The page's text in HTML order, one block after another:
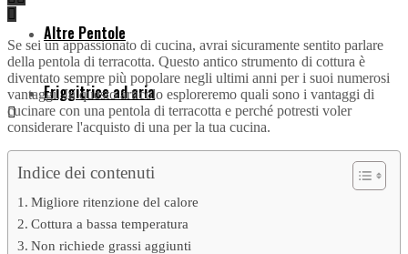
Friggitrice ad aria
Altre Pentole
Altre Pentole
Nessun Risultato
Se sei un appassionato di cucina, avrai sicuramente sentito parlare
della pentola di terracotta. Questo antico strumento di cottura è
diventato sempre più popolare negli ultimi anni per i suoi numerosi
vantaggi. In questo articolo esploreremo quali sono i vantaggi di
cucinare con una pentola di terracotta e perché potresti voler
considerare l'acquisto di una per la tua cucina.
Indice dei contenuti
Migliore ritenzione del calore
Cottura a bassa temperatura
Non richiede grassi aggiunti